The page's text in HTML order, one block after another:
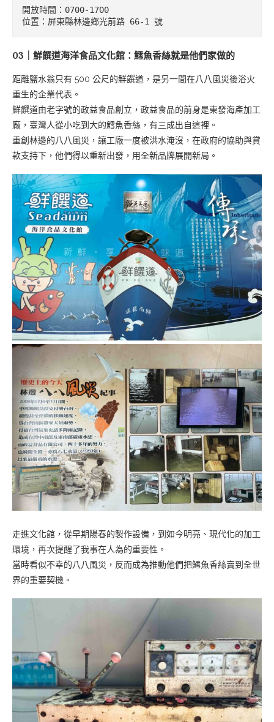
開放時間：0700-1700
位置：屏東縣林邊鄉光前路 66-1 號
03｜鮮饌道海洋食品文化館：鱈魚香絲就是他們家做的
距離鹽水翁只有 500 公尺的鮮饌道，是另一間在八八風災後浴火
重生的企業代表。
鮮饌道由老字號的政益食品創立，政益食品的前身是東發海產加工
廠，臺灣人從小吃到大的鱈魚香絲，有三成出自這裡。
重創林邊的八八風災，讓工廠一度被洪水淹沒，在政府的協助與貸
款支持下，他們得以重新出發，用全新品牌展開新局。
走進文化館，從早期陽春的製作設備，到如今明亮、現代化的加工
環境，再次提醒了我事在人為的重要性。
當時看似不幸的八八風災，反而成為推動他們把鱈魚香絲賣到全世
界的重要契機。